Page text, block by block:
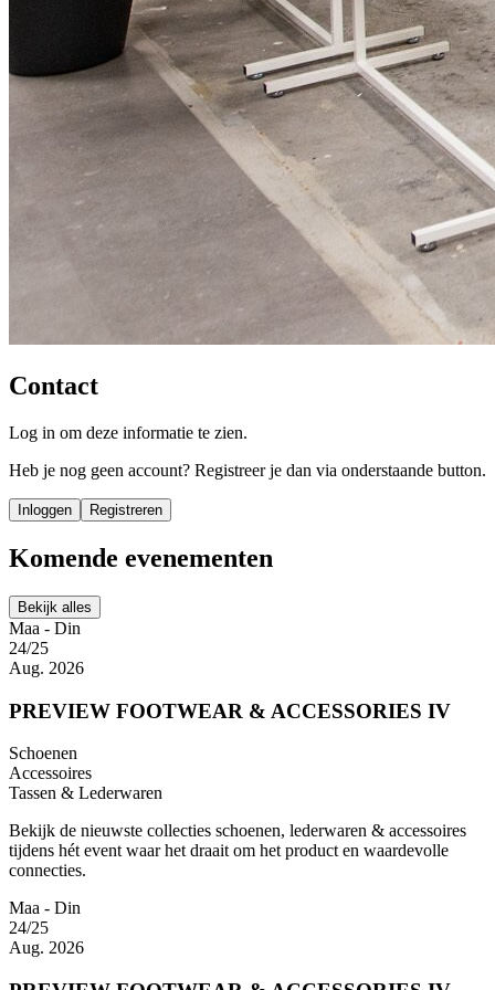
Contact
Log in om deze informatie te zien.
Heb je nog geen account? Registreer je dan via onderstaande button.
Inloggen Registreren
Komende evenementen
Bekijk alles
Maa - Din
24/25
Aug. 2026
PREVIEW FOOTWEAR & ACCESSORIES IV
Schoenen
Accessoires
Tassen & Lederwaren
Bekijk de nieuwste collecties schoenen, lederwaren & accessoires
tijdens hét event waar het draait om het product en waardevolle
connecties.
Maa - Din
24/25
Aug. 2026